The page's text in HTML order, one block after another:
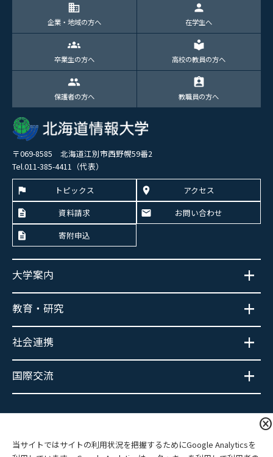
cancel
当サイトではサイトの利用状況を把握するためにGoogle Analyticsを
domain
企業・地域の方へ
person
在学生へ
groups
卒業生の方へ
local_library
高校の教員の方へ
group
保護者の方へ
assignment_ind
教職員の方へ
〒069-8585 北海道江別市西野幌59番2
Tel.011-385-4411（代表）
トピックス
アクセス
資料請求
お問い合わせ
寄附申込
大学案内
教育・研究
社会連携
国際交流